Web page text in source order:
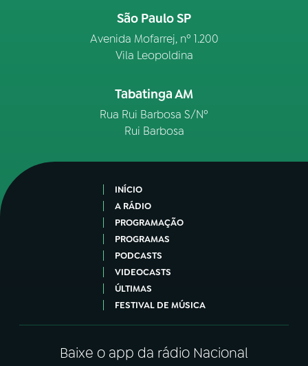
São Paulo SP
Avenida Mofarrej, nº 1.200
Vila Leopoldina
Tabatinga AM
Rua Rui Barbosa S/Nº
Rui Barbosa
INÍCIO
A RÁDIO
PROGRAMAÇÃO
PROGRAMAS
PODCASTS
VIDEOCASTS
ÚLTIMAS
FESTIVAL DE MÚSICA
Baixe o app da rádio Nacional